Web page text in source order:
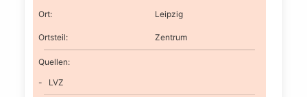
Ort: Leipzig
Ortsteil: Zentrum
Quellen:
LVZ